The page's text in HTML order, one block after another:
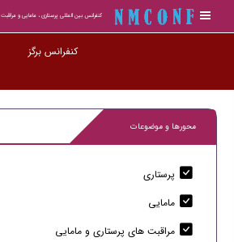
کنفرانس بین المللی پرستاری ، مامایی و مراقبت
کنفرانس
محورها و موضوعات
پرستاری
مامایی
مراقبت های پرستاری و مامایی